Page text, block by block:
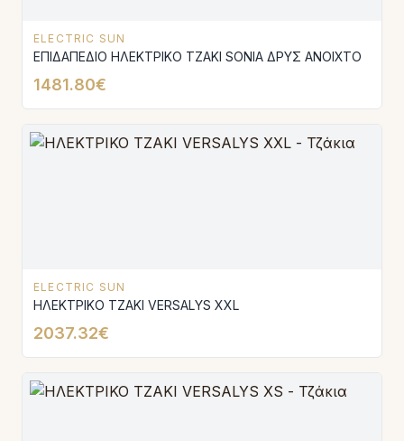
ELECTRIC SUN
ΕΠΙΔΑΠΕΔΙΟ ΗΛΕΚΤΡΙΚΟ ΤΖΑΚΙ SONIA ΔΡΥΣ ΑΝΟΙΧΤΟ
1481.80€
ELECTRIC SUN
ΗΛΕΚΤΡΙΚΟ ΤΖΑΚΙ VERSALYS XXL
2037.32€